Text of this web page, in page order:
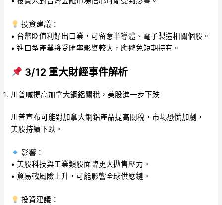
投資建議：
• 台幣貶值利好出口業，可留意半導體、電子製造相關個股。
• 進口型產業將受匯率影響較大，應避免短期持有。
3/12 重大財經事件解析
川普喊提高加拿大鋼鋁關稅，美股進一步下跌
川普宣布可能對加拿大鋼鋁產品提高關稅，市場恐慌加劇，
美股持續下跌。
影響：
• 美股科技與工業類股面臨更大拋售壓力。
• 貿易戰風險上升，可能影響全球供應鏈。
投資建議：